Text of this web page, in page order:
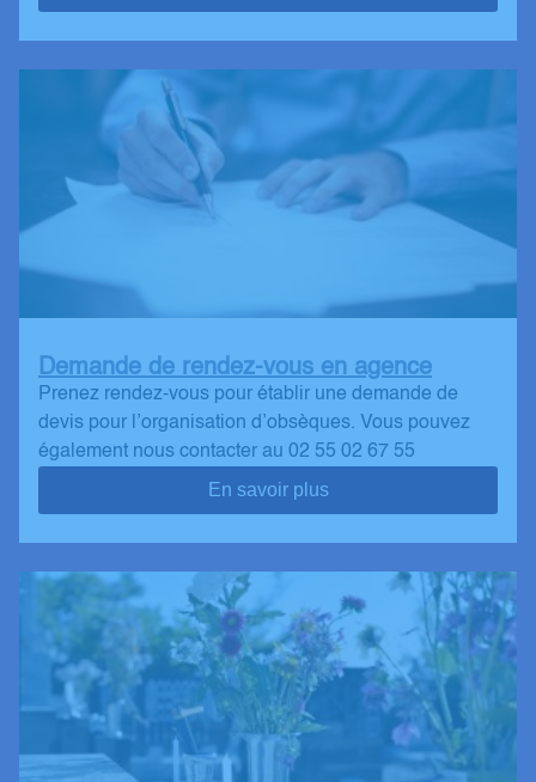
Demande de rendez-vous en agence
Prenez rendez-vous pour établir une demande de
devis pour l’organisation d’obsèques. Vous pouvez
également nous contacter au 02 55 02 67 55
En savoir plus